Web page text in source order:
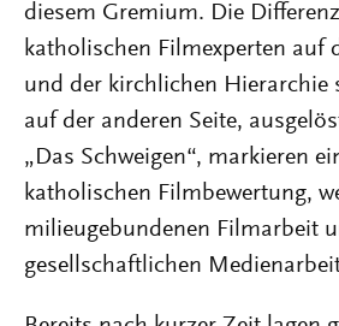
diesem Gremium. Die
katholischen Filmexperten auf
und der kirchlichen Hierarchie
auf der anderen Seite,
„Das Schweigen“, markieren
katholischen Filmbewertung,
milieugebundenen Filmarbeit
gesellschaftlichen